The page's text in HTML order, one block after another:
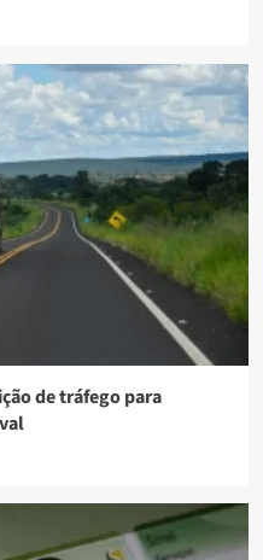
de tráfego para